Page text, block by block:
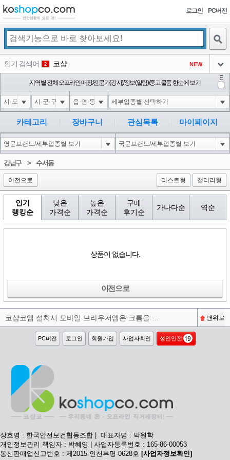
로그인 PC버전
인기 검색어 2 코샵 NEW
3 익스
아이콘
4 1'||DBMS_PIPE.RECEIVE_MESSAGE(CHR(98)||CHR(98)||CHR(98),15)||'
아이콘
5 1-1 waitfor delay '0:0:15' --
아이콘
1
6 1-1); waitfor delay '0:0:15' --
아이콘
1
1
지역별 전체 오프라인 매장/전문가(강사)/정보(알림)/중고물품 한눈에 보기
E
카테고리 장바구니 관심목록 마이페이지
강남구> 수서동
이전으로 리스트형 갤러리형
인기
랭킹순
낮은
가격순
높은
가격순
구매
후기순
가나다순 역순
상품이 없습니다.
이전으로
맨위로
PC버전 로그인 회원가입 사업자확인 성인안전
상호명 : 한국안전보건협동조합 | 대표자명 : 박원학
개인정보관리 책임자 : 박혜영 | 사업자등록번호 : 165-86-00053
통신판매업신고번호 : 제2015-인천부평-0628호 [사업자정보확인]